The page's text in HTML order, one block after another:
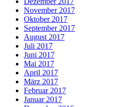
November 2017
Oktober 2017
September 2017
August 2017
Juli 2017
Juni 2017
Mai 2017
April 2017
März 2017
Februar 2017
Januar 2017